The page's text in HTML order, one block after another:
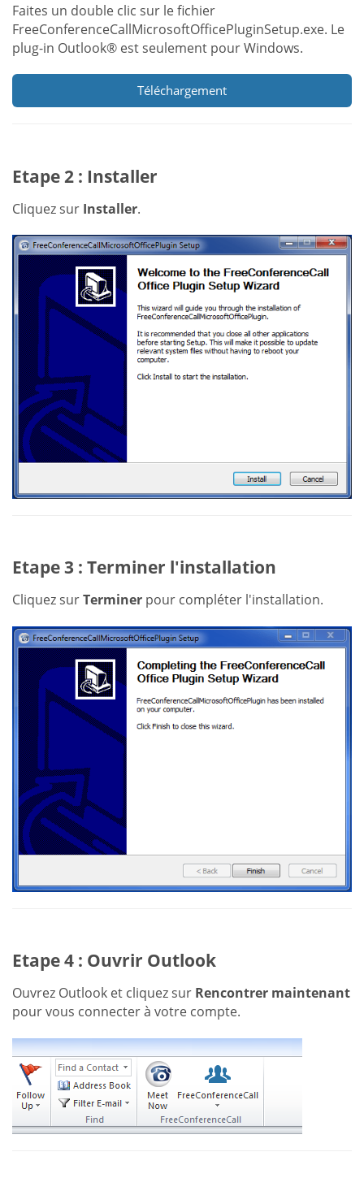
Faites un double clic sur le fichier
FreeConferenceCallMicrosoftOfficePluginSetup.exe. Le
plug-in Outlook® est seulement pour Windows.
Téléchargement
Etape 2 : Installer
Cliquez sur Installer.
Etape 3 : Terminer l'installation
Cliquez surTerminer pour compléter l'installation.
Etape 4 : Ouvrir Outlook
Ouvrez Outlook et cliquez sur Rencontrer maintenant
pour vous connecter à votre compte.